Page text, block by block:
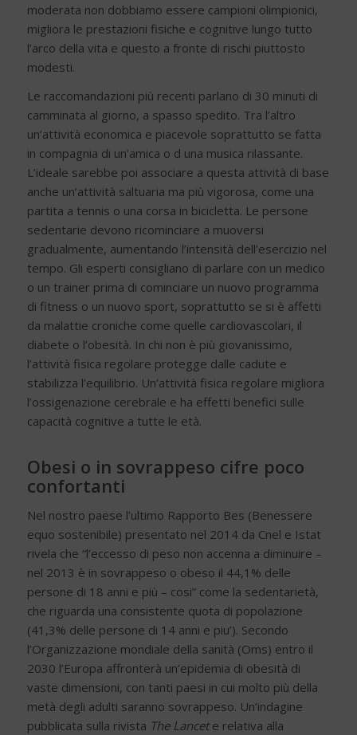
moderata non dobbiamo essere campioni olimpionici,
migliora le prestazioni fisiche e cognitive lungo tutto
l’arco della vita e questo a fronte di rischi piuttosto
modesti.
Le raccomandazioni più recenti parlano di 30 minuti di
camminata al giorno, a spasso spedito. Tra l’altro
un’attività economica e piacevole soprattutto se fatta
in compagnia di un’amica o d una musica rilassante.
L’ideale sarebbe poi associare a questa attività di base
anche un’attività saltuaria ma più vigorosa, come una
partita a tennis o una corsa in bicicletta. Le persone
sedentarie devono ricominciare a muoversi
gradualmente, aumentando l’intensità dell’esercizio nel
tempo. Gli esperti consigliano di parlare con un medico
o un trainer prima di cominciare un nuovo programma
di fitness o un nuovo sport, soprattutto se si è affetti
da malattie croniche come quelle cardiovascolari, il
diabete o l’obesità. In chi non è più giovanissimo,
l’attività fisica regolare protegge dalle cadute e
stabilizza l’equilibrio. Un’attività fisica regolare migliora
l’ossigenazione cerebrale e ha effetti benefici sulle
capacità cognitive a tutte le età.
Obesi o in sovrappeso cifre poco
confortanti
Nel nostro paese l’ultimo Rapporto Bes (Benessere
equo sostenibile) presentato nel 2014 da Cnel e Istat
rivela che “l’eccesso di peso non accenna a diminuire –
nel 2013 è in sovrappeso o obeso il 44,1% delle
persone di 18 anni e più – cosi” come la sedentarietà,
che riguarda una consistente quota di popolazione
(41,3% delle persone di 14 anni e piu’). Secondo
l’Organizzazione mondiale della sanità (Oms) entro il
2030 l’Europa affronterà un’epidemia di obesità di
vaste dimensioni, con tanti paesi in cui molto più della
metà degli adulti saranno sovrappeso. Un’indagine
pubblicata sulla rivista The Lancete relativa alla